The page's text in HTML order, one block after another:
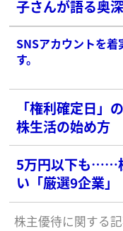
子さんが語る奥
SNSアカウントを
す。
「権利確定日」
株生活の始め方
5万円以下も……
い「厳選9企業」
株主優待に関する